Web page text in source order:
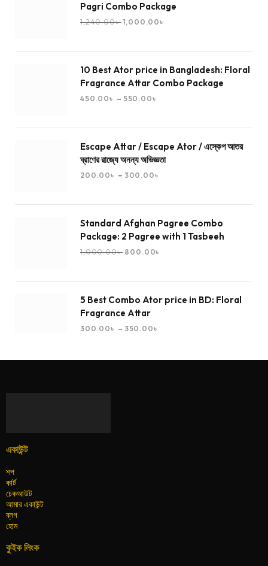
Pagri Combo Package
1,240.00৳ 1,000.00৳
10 Best Ator price in Bangladesh: Floral
Fragrance Attar Combo Package
450.00৳ – 550.00৳
Escape Attar / Escape Ator / এস্কেপ আতর
ঘ্রাণের রাজ্যে অনন্য অভিজ্ঞতা
200.00৳ – 300.00৳
Standard Afghan Pagree Combo
Package: 2 Pagree with 1 Tasbeeh
1,000.00৳ 800.00৳
5 Best Combo Ator price in BD: Floral
Fragrance Attar
300.00৳ – 350.00৳
একাউন্ট
শপ
কার্ট
চেকআউট
আমার একাউন্ট
ব্লগ
হোম
কুইক লিংক